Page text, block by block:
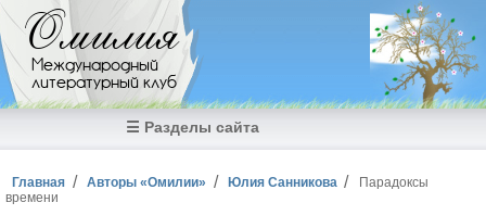
Перейти к основному содержанию
Омилия
Международный
литературный клуб
☰ Разделы сайта
Вы здесь
Главная Авторы «Омилии» Юлия Санникова
Парадоксы
времени